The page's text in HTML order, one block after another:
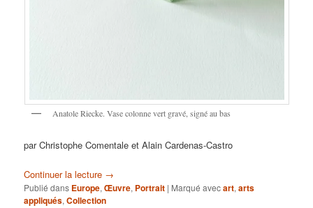
Anatole Riecke. Vase colonne vert gravé, signé au bas
par Christophe Comentale et Alain Cardenas-Castro
Continuer la lecture →
Publié dans Europe,Œuvre, Portrait | Marqué avecart,arts
appliqués,Collection